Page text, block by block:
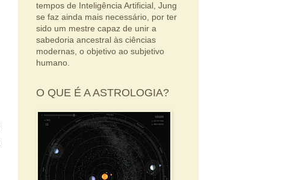
tempos de Inteligência Artificial, Jung
se faz ainda mais necessário, por ter
sido um mestre capaz de unir a
sabedoria ancestral às ciências
modernas, o objetivo ao subjetivo
humano.
O QUE É A ASTROLOGIA?